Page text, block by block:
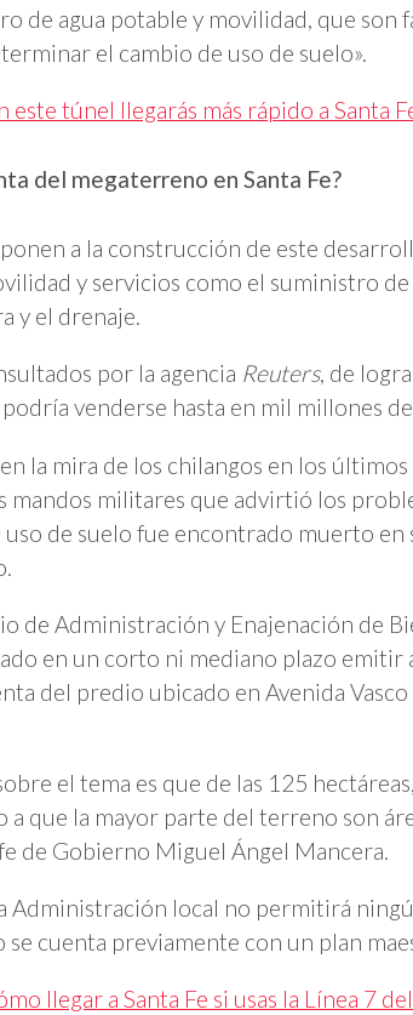
de agua potable y movilidad, que son
el cambio de uso de suelo».
este túnel llegarás más rápido a Santa
del megaterreno en Santa Fe?
a la construcción de este
y servicios como el suministro de
y el drenaje.
por la agencia Reuters, de
venderse hasta en mil millones
la mira de los chilangos en los
mandos militares que advirtió los
uso de suelo fue encontrado muerto
de Administración y Enajenación de
en un corto ni mediano plazo emitir
del predio ubicado en Avenida
el tema es que de las 125
que la mayor parte del terreno son
de Gobierno Miguel Ángel Mancera.
Administración local no permitirá
cuenta previamente con un plan
llegar a Santa Fe si usas la Línea 7